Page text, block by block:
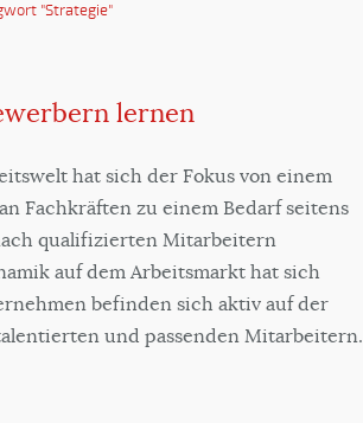
"Strategie"
lernen
hat sich der Fokus von einem
Fachkräften zu einem Bedarf seitens
qualifizierten Mitarbeitern
auf dem Arbeitsmarkt hat sich
befinden sich aktiv auf der
und passenden Mitarbeitern.